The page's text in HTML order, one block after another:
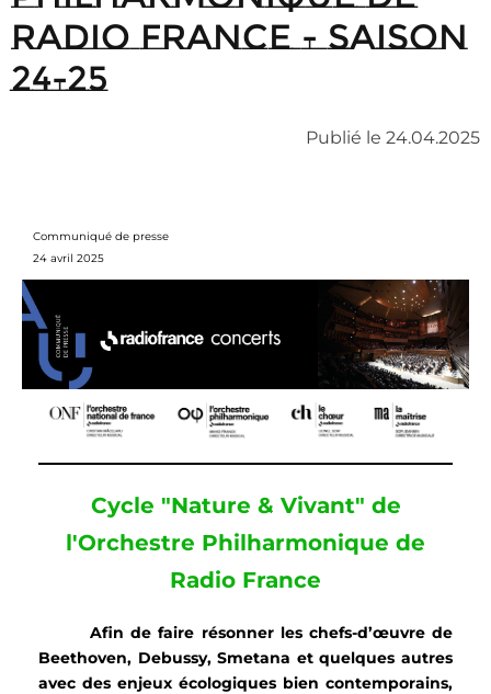
Radio France - Saison
24-25
Publié le 24.04.2025
Communiqué de presse
24 avril 2025
Cycle "Nature & Vivant" de
l'Orchestre Philharmonique de
Radio France
Afin de faire résonner les chefs-d’œuvre de
Beethoven, Debussy, Smetana et quelques autres
avec des enjeux écologiques bien contemporains,